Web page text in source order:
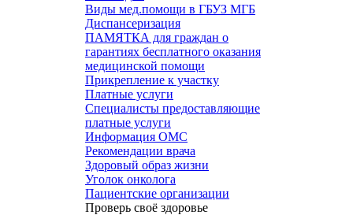
Виды мед.помощи в ГБУЗ МГБ
Диспансеризация
ПАМЯТКА для граждан о
гарантиях бесплатного оказания
медицинской помощи
Прикрепление к участку
Платные услуги
Специалисты предоставляющие
платные услуги
Информация ОМС
Рекомендации врача
Здоровый образ жизни
Уголок онколога
Пациентские организации
Проверь своё здоровье